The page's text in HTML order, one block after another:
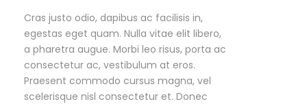
Cras justo odio, dapibus ac facilisis in,
egestas eget quam. Nulla vitae elit libero,
a pharetra augue. Morbi leo risus, porta ac
consectetur ac, vestibulum at eros.
Praesent commodo cursus magna, vel
scelerisque nisl consectetur et. Donec